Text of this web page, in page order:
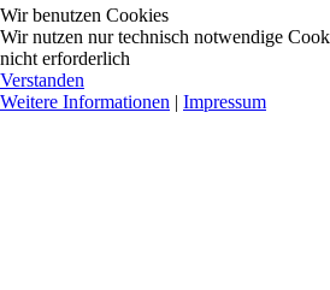
Wir benutzen Cookies
Wir nutzen nur technisch notwendige
nicht erforderlich
Verstanden
Weitere Informationen | Impressum